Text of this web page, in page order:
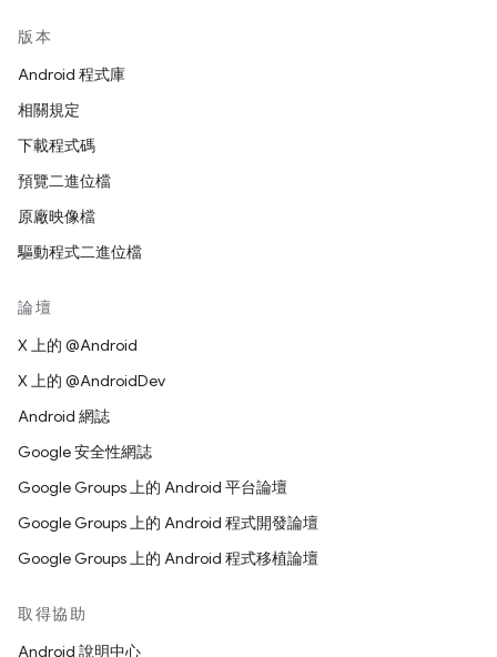
版本
Android 程式庫
相關規定
下載程式碼
預覽二進位檔
原廠映像檔
驅動程式二進位檔
論壇
X 上的 @Android
X 上的 @AndroidDev
Android 網誌
Google 安全性網誌
Google Groups 上的 Android 平台論壇
Google Groups 上的 Android 程式開發論壇
Google Groups 上的 Android 程式移植論壇
取得協助
Android 說明中心